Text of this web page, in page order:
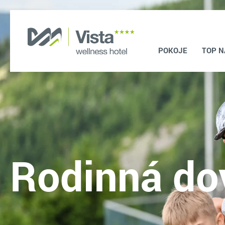
POKOJE TOP
Rodinná